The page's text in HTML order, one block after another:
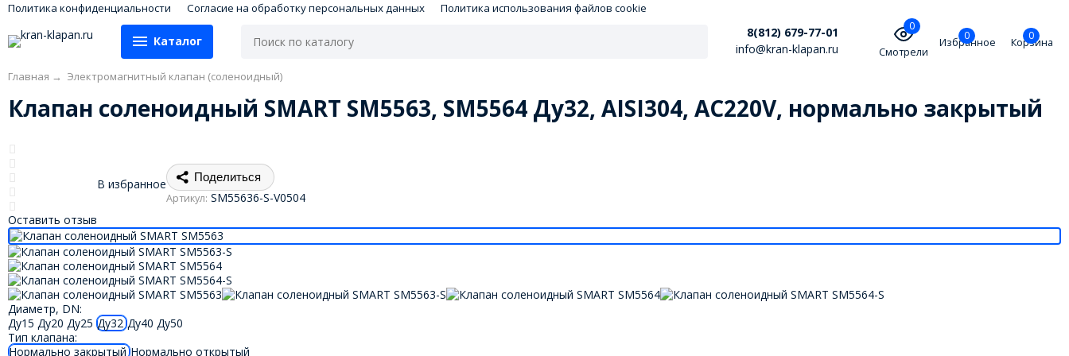
Политика конфиденциальности Согласие на обработку персональных данных Политика использования файлов cookie
Каталог
8(812) 679-77-01
info@kran-klapan.ru
0
Смотрели
0
Избранное
0
Корзина
Главная → Электромагнитный клапан (соленоидный)
Клапан соленоидный SMART SM5563, SM5564 Ду32, AISI304, AC220V, нормально закрытый
Оставить отзыв
В избранное
Поделиться
Артикул: SM55636-S-V0504
Диаметр, DN:
Ду15 Ду20 Ду25 Ду32Ду40 Ду50
Тип клапана:
Нормально закрытыйНормально открытый